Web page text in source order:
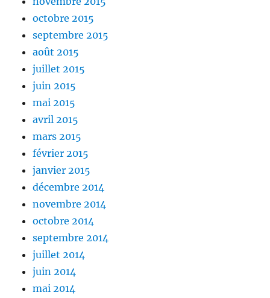
octobre 2015
septembre 2015
août 2015
juillet 2015
juin 2015
mai 2015
avril 2015
mars 2015
février 2015
janvier 2015
décembre 2014
novembre 2014
octobre 2014
septembre 2014
juillet 2014
juin 2014
mai 2014